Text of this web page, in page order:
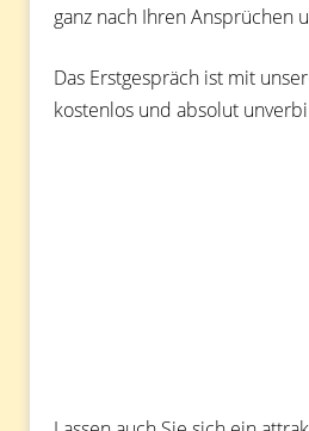
ganz nach Ihren Ansprüchen
Das Erstgespräch ist mit
kostenlos und absolut